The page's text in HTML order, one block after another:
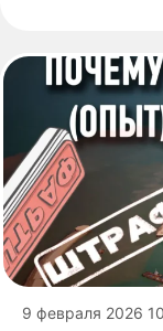
9 февраля 2026